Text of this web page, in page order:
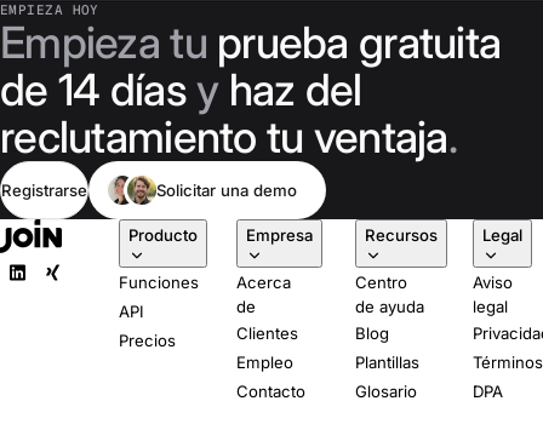
EMPIEZA HOY
Empieza tu prueba gratuita
de 14 díasy haz del
reclutamiento tu ventaja.
Registrarse Solicitar una demo
Producto
Funciones
API
Precios
Empresa
Acerca
de
Clientes
Empleo
Contacto
Recursos
Centro
de ayuda
Blog
Plantillas
Glosario
Legal
Aviso
legal
Términos
DPA